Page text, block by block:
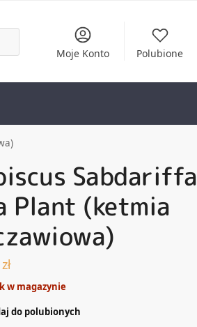
Moje Konto Polubione
Sabdariffa
Plant (ketmia
zł
w magazynie
do polubionych